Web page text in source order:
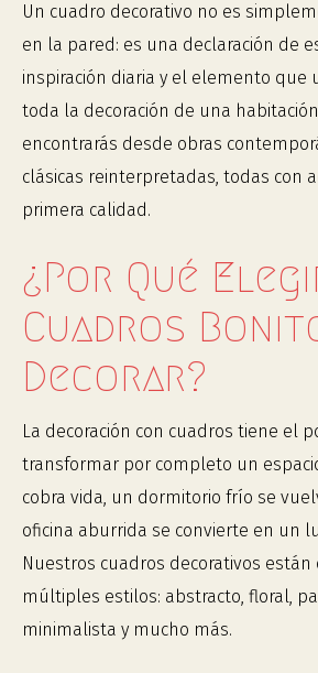
Un cuadro decorativo no es
en la pared: es una declaración de
inspiración diaria y el elemento que
toda la decoración de una
encontrarás desde obras
clásicas reinterpretadas, todas con
primera calidad.
¿Por Qué
Cuadros
Decorar?
La decoración con cuadros tiene el
transformar por completo un
cobra vida, un dormitorio frío se
oficina aburrida se convierte en un
Nuestros cuadros decorativos
múltiples estilos: abstracto, floral,
minimalista y mucho más.